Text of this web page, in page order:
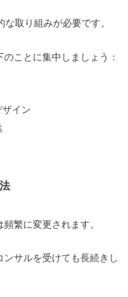
取り組みが必要です。
ことに集中しましょう：
イン
繁に変更されます。
ンサルを受けても長続きし